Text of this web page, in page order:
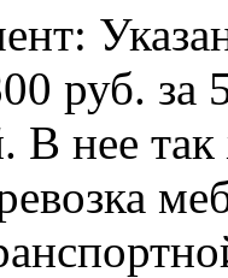
руб. за
В нее